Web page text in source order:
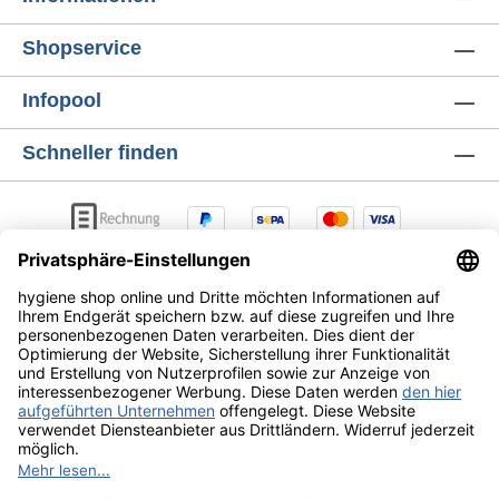
Hautfreundlich: Die Seife ist **pH-neutral**
und **dermatologisch getestet**.
abbaubar**, **frei von Mikroplastik** und
Händewaschen in einen Moment der Pflege
Ihre Clear+ Cremeseife!
Shopservice
Infopool
Schneller finden
AGB Lieferung & Versandkosten
Zahlungsarten